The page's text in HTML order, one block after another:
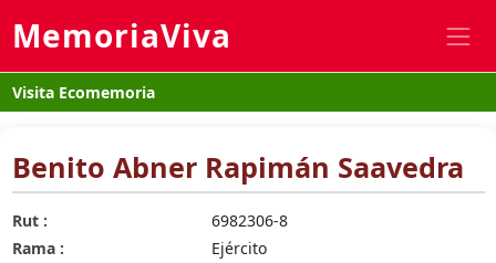
MemoriaViva
Visita Ecomemoria
Benito Abner Rapimán Saavedra
Rut :
6982306-8
Rama :
Ejército